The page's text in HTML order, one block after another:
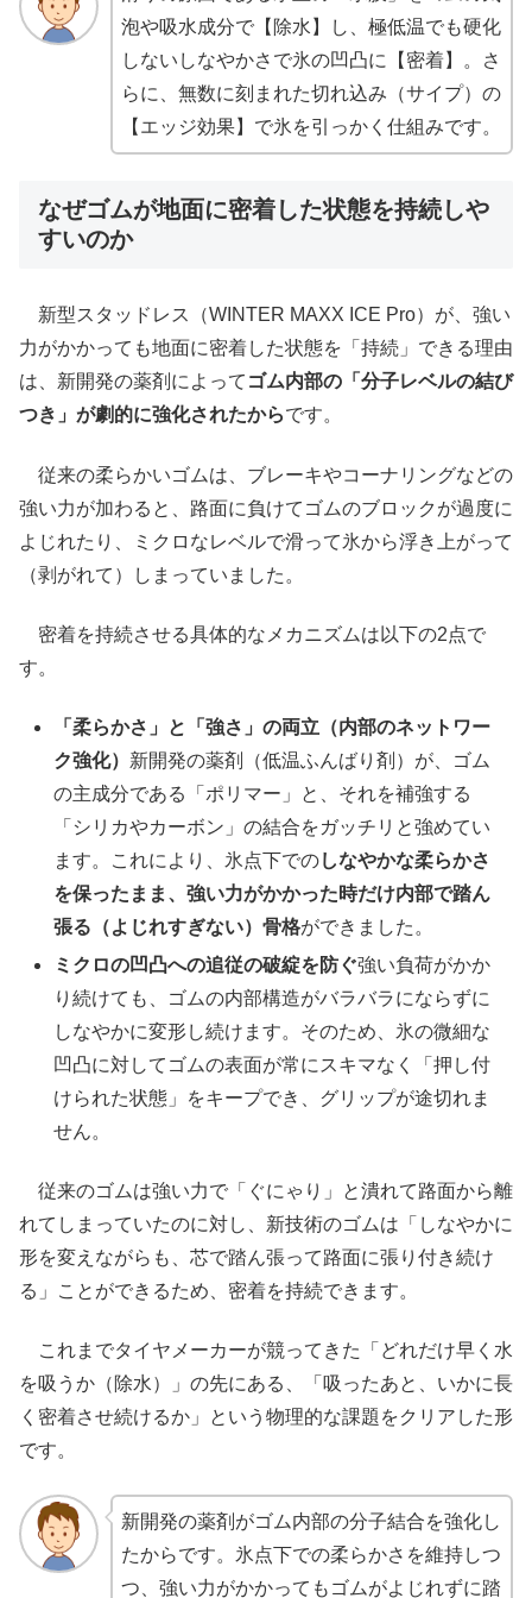
泡や吸水成分で【除水】し、極低温でも硬化
しないしなやかさで氷の凹凸に【密着】。さ
らに、無数に刻まれた切れ込み（サイプ）の
【エッジ効果】で氷を引っかく仕組みです。
なぜゴムが地面に密着した状態を持続しや
すいのか
新型スタッドレス（WINTER MAXX ICE Pro）が、強い
力がかかっても地面に密着した状態を「持続」できる理由
は、新開発の薬剤によって ゴム内部の「分子レベルの結び
つき」が劇的に強化されたからです。
従来の柔らかいゴムは、ブレーキやコーナリングなどの
強い力が加わると、路面に負けてゴムのブロックが過度に
よじれたり、ミクロなレベルで滑って氷から浮き上がって
（剥がれて）しまっていました。
密着を持続させる具体的なメカニズムは以下の2点で
す。
「柔らかさ」と「強さ」の両立（内部のネットワー
ク強化） 新開発の薬剤（低温ふんばり剤）が、ゴム
の主成分である「ポリマー」と、それを補強する
「シリカやカーボン」の結合をガッチリと強めてい
ます。これにより、氷点下でのしなやかな柔らかさ
を保ったまま、強い力がかかった時だけ内部で踏ん
張る（よじれすぎない）骨格ができました。
ミクロの凹凸への追従の破綻を防ぐ強い負荷がかか
り続けても、ゴムの内部構造がバラバラにならずに
しなやかに変形し続けます。そのため、氷の微細な
凹凸に対してゴムの表面が常にスキマなく「押し付
けられた状態」をキープでき、グリップが途切れま
せん。
従来のゴムは強い力で「ぐにゃり」と潰れて路面から離
れてしまっていたのに対し、新技術のゴムは「しなやかに
形を変えながらも、芯で踏ん張って路面に張り付き続け
る」ことができるため、密着を持続できます。
これまでタイヤメーカーが競ってきた「どれだけ早く水
を吸うか（除水）」の先にある、「吸ったあと、いかに長
く密着させ続けるか」という物理的な課題をクリアした形
です。
新開発の薬剤がゴム内部の分子結合を強化し
たからです。氷点下での柔らかさを維持しつ
つ、強い力がかかってもゴムがよじれずに踏